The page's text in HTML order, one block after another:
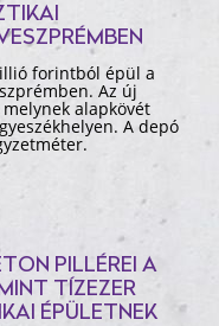
forintból épül a
Az új
alapkövét
A depó
PILLÉREI A
TÍZEZER
ÉPÜLETNEK